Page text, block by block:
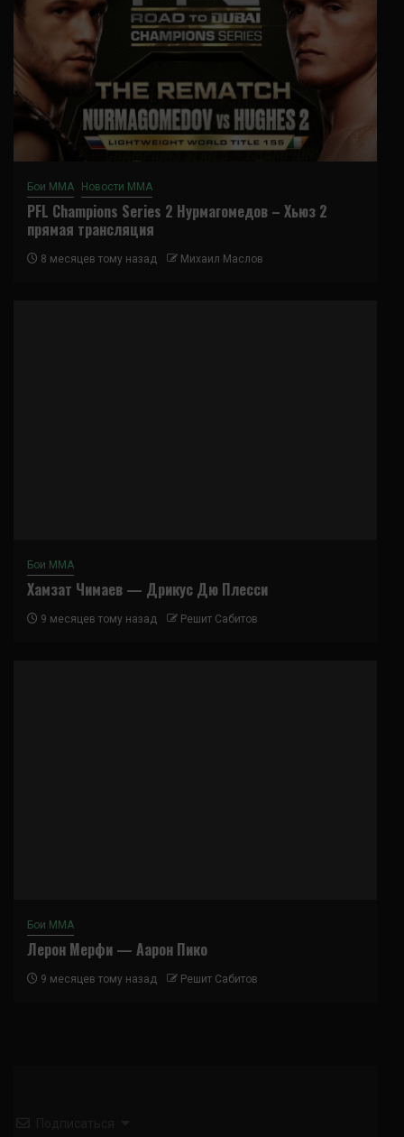
Бои ММА Новости ММА
PFL Champions Series 2 Нурмагомедов – Хьюз 2
прямая трансляция
8 месяцев тому назад Михаил Маслов
Бои ММА
Хамзат Чимаев — Дрикус Дю Плесси
9 месяцев тому назад Решит Сабитов
Бои ММА
Лерон Мерфи — Аарон Пико
9 месяцев тому назад Решит Сабитов